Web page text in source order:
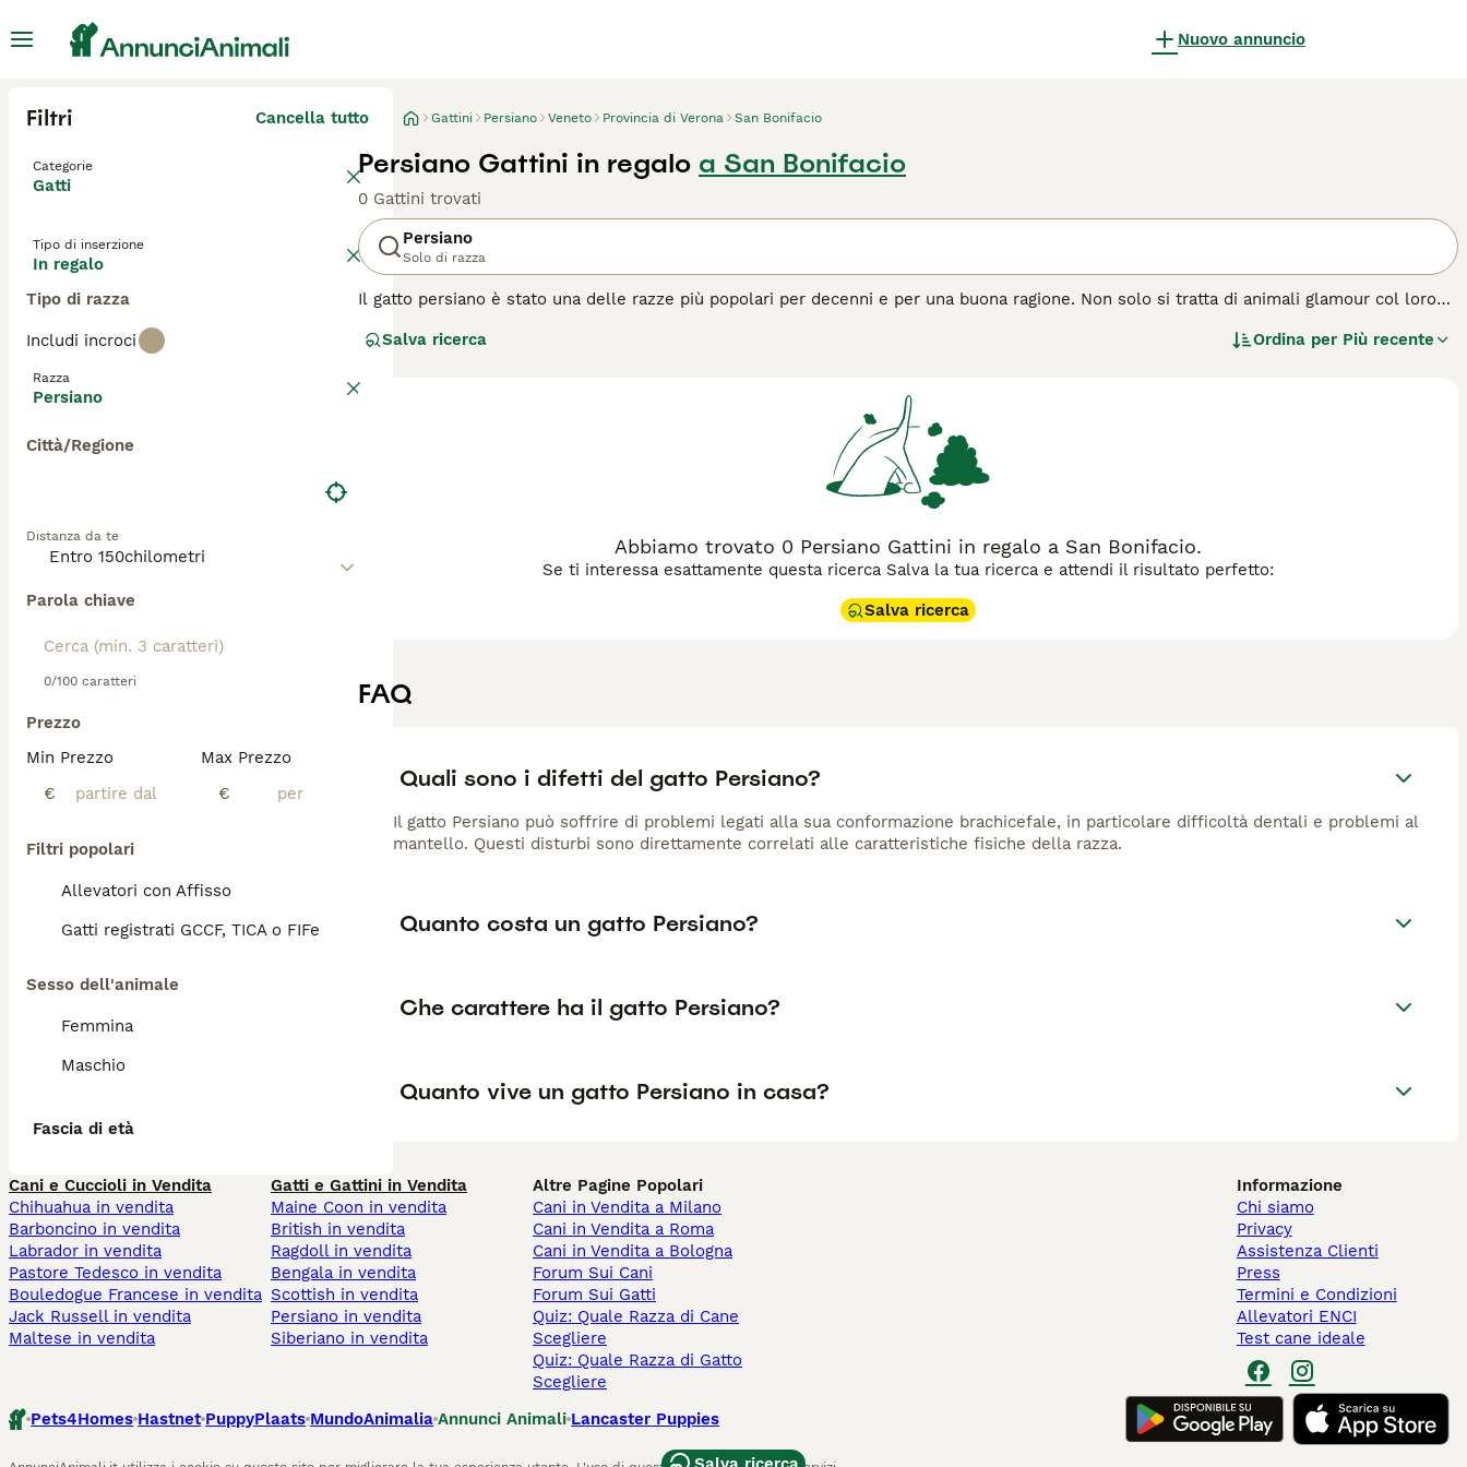
Nuovo annuncio
Filtri Cancella tutto
Categorie
Gatti
Tipo di inserzione
In regalo
Tipo di razza
Includi incroci
Razza
Persiano
Città/Regione
Distanza da te
Parola chiave
0/100 caratteri
Prezzo
Min Prezzo
€
Max Prezzo
€
Filtri popolari
Allevatori con Affisso
Gatti registrati GCCF, TICA o FIFe
Sesso dell'animale
Femmina
Maschio
Fascia di età
Gattini Persiano Veneto Provincia di Verona San Bonifacio
Persiano Gattini in regalo a San Bonifacio
0 Gattini trovati
Persiano
Solo di razza
Il gatto persiano è stato una delle razze più popolari per decenni e per una buona ragione. Non solo si tratta di animali glamour col loro
intelligenti, amano pensare alle cose prima di agire. I persiani hanno occhi meravigliosamente espressivi, che è solo uno dei motivi per
compagnia.
per informazioni su questa razza di gatto.
Salva ricerca Ordina per Più recente
Abbiamo trovato 0 Persiano Gattini in regalo a San Bonifacio.
Se ti interessa esattamente questa ricerca Salva la tua ricerca e attendi il risultato perfetto:
Salva ricerca
FAQ
Quali sono i difetti del gatto Persiano?
Il gatto Persiano può soffrire di problemi legati alla sua conformazione brachicefale, in particolare difficoltà dentali e problemi al
mantello. Questi disturbi sono direttamente correlati alle caratteristiche fisiche della razza.
Quanto costa un gatto Persiano?
Che carattere ha il gatto Persiano?
Quanto vive un gatto Persiano in casa?
Cani e Cuccioli in Vendita
Chihuahua in vendita
Barboncino in vendita
Labrador in vendita
Pastore Tedesco in vendita
Bouledogue Francese in vendita
Jack Russell in vendita
Maltese in vendita
Gatti e Gattini in Vendita
Maine Coon in vendita
British in vendita
Ragdoll in vendita
Bengala in vendita
Scottish in vendita
Persiano in vendita
Siberiano in vendita
Altre Pagine Popolari
Cani in Vendita a Milano
Cani in Vendita a Roma
Cani in Vendita a Bologna
Forum Sui Cani
Forum Sui Gatti
Quiz: Quale Razza di Cane
Scegliere
Quiz: Quale Razza di Gatto
Scegliere
Informazione
Chi siamo
Privacy
Assistenza Clienti
Press
Termini e Condizioni
Allevatori ENCI
Test cane ideale
Pets4Homes Hastnet PuppyPlaats MundoAnimalia Annunci Animali Lancaster Puppies